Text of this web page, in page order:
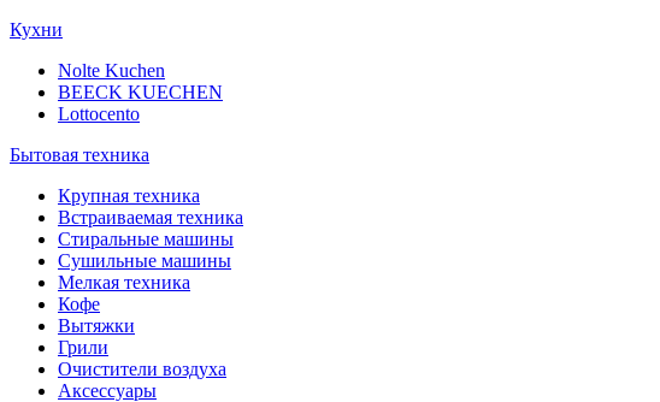
Кухни
Nolte Kuchen
BEECK KUECHEN
Lottocento
Бытовая техника
Крупная техника
Встраиваемая техника
Стиральные машины
Сушильные машины
Мелкая техника
Кофе
Вытяжки
Грили
Очистители воздуха
Аксессуары